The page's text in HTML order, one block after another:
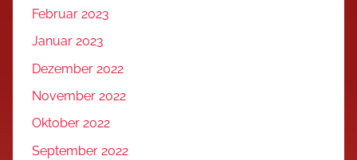
Februar 2023
Januar 2023
Dezember 2022
November 2022
Oktober 2022
September 2022